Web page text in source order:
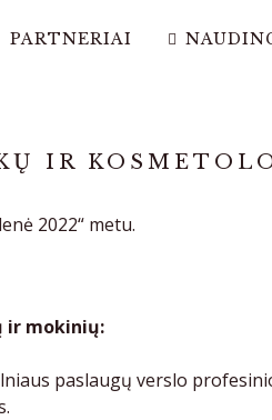
PARTNERIAI
IR
2022“ metu.
ir mokinių:
paslaugų verslo